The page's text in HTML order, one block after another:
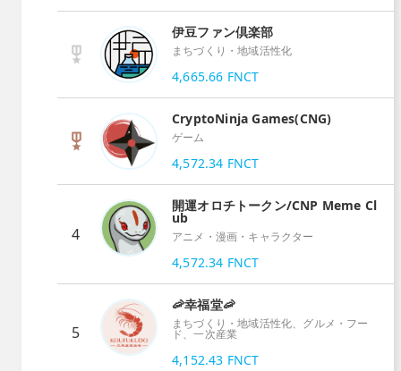
伊豆ファン倶楽部
まちづくり・地域活性化
4,665.66 FNCT
CryptoNinja Games(CNG)
ゲーム
4,572.34 FNCT
4
開運オロチトークン/CNP Meme Cl
ub
アニメ・漫画・キャラクター
4,572.34 FNCT
5
🦐幸福堂🦐
まちづくり・地域活性化、グルメ・フー
ド、一次産業
4,152.43 FNCT